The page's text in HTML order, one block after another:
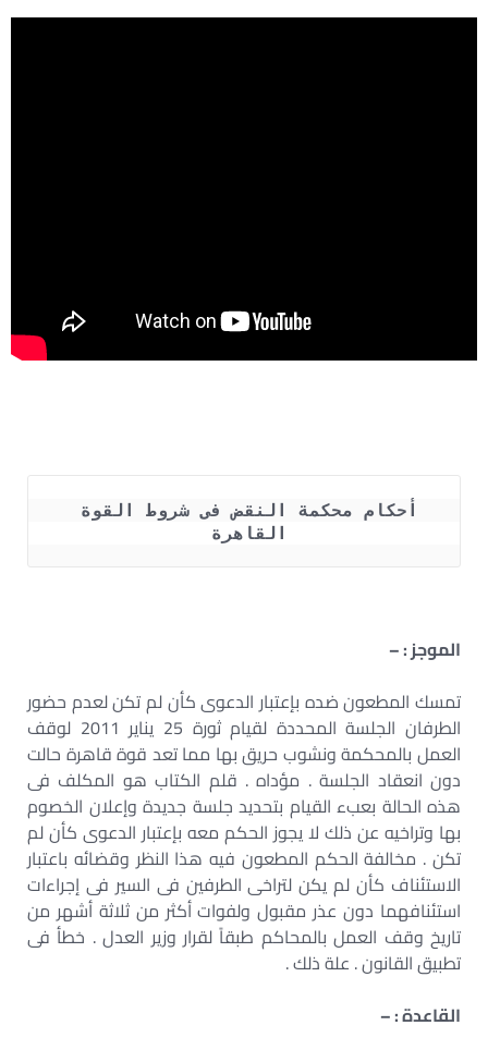
القاهرة
الموجز : –
تمسك المطعون ضده بإعتبار الدعوى كأن لم تكن لعدم حضور
الطرفان الجلسة المحددة لقيام ثورة 25 يناير 2011 لوقف
العمل بالمحكمة ونشوب حريق بها مما تعد قوة قاهرة حالت
دون انعقاد الجلسة . مؤداه . قلم الكتاب هو المكلف فى
هذه الحالة بعبء القيام بتحديد جلسة جديدة وإعلان الخصوم
بها وتراخيه عن ذلك لا يجوز الحكم معه بإعتبار الدعوى كأن لم
تكن . مخالفة الحكم المطعون فيه هذا النظر وقضائه باعتبار
الاستئناف كأن لم يكن لتراخى الطرفين فى السير فى إجراءات
استئنافهما دون عذر مقبول ولفوات أكثر من ثلاثة أشهر من
تاريخ وقف العمل بالمحاكم طبقاً لقرار وزير العدل . خطأ فى
تطبيق القانون . علة ذلك .
القاعدة : –